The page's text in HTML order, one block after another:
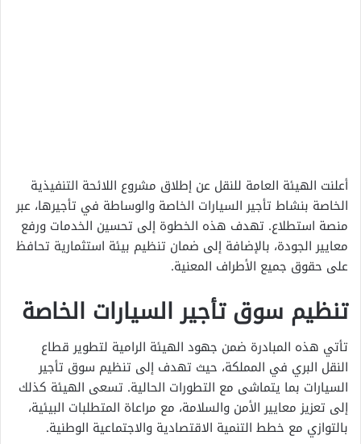
أعلنت الهيئة العامة للنقل عن إطلاق مشروع اللائحة التنفيذية
الخاصة بنشاط تأجير السيارات الخاصة والوساطة في تأجيرها، عبر
منصة استطلاع. تهدف هذه الخطوة إلى تحسين الخدمات ورفع
معايير الجودة، بالإضافة إلى ضمان تنظيم بيئة استثمارية تحافظ
على حقوق جميع الأطراف المعنية.
تنظيم سوق تأجير السيارات الخاصة
تأتي هذه المبادرة ضمن جهود الهيئة الرامية لتطوير قطاع
النقل البري في المملكة، حيث تهدف إلى تنظيم سوق تأجير
السيارات بما يتماشى مع التطورات الحالية. تسعى الهيئة كذلك
إلى تعزيز معايير الأمن والسلامة، مع مراعاة المتطلبات البيئية،
بالتوازي مع خطط التنمية الاقتصادية والاجتماعية الوطنية.